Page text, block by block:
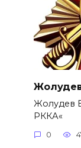
Жолудев
РККА«
0